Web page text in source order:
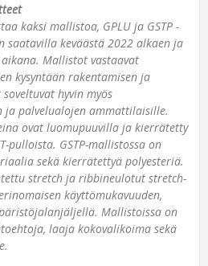
kaksi mallistoa, GPLU ja GSTP -
saatavilla keväästä 2022 alkaen ja
aikana. Mallistot vastaavat
kysyntään rakentamisen ja
hyvin myös
ja palvelualojen ammattilaisille.
ovat luomupuuvilla ja kierrätetty
pulloista. GSTP-mallistossa on
sekä kierrätettyä polyesteriä.
stretch ja ribbineulotut stretch-
käyttömukavuuden,
Mallistoissa on
laaja kokovalikoima sekä